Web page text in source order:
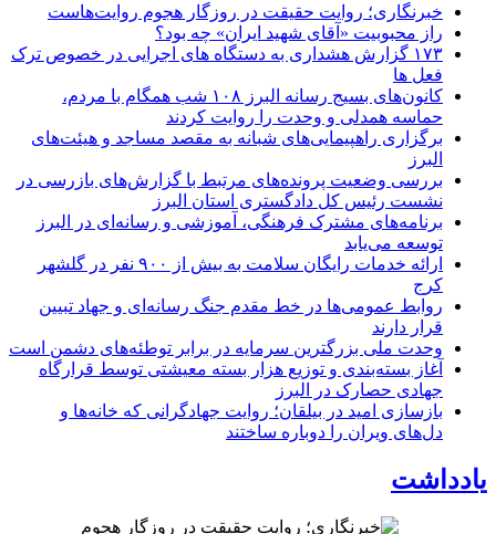
خبرنگاری؛ روایت حقیقت در روزگار هجوم روایت‌هاست
راز محبوبیت «آقای شهید ایران» چه بود؟
۱۷۳ گزارش هشداری به دستگاه های اجرایی در خصوص ترک
فعل ها
کانون‌های بسیج رسانه البرز ۱۰۸ شب همگام با مردم،
حماسه همدلی و وحدت را روایت کردند
برگزاری راهپیمایی‌های شبانه به مقصد مساجد و هیئت‌های
البرز
بررسی وضعیت پرونده‌های مرتبط با گزارش‌های بازرسی در
نشست رئیس کل دادگستری استان البرز
برنامه‌های مشترک فرهنگی، آموزشی و رسانه‌ای در البرز
توسعه می‌یابد
ارائه خدمات رایگان سلامت به بیش از ۹۰۰ نفر در گلشهر
کرج
روابط عمومی‌ها در خط مقدم جنگ رسانه‌ای و جهاد تبیین
قرار دارند
وحدت ملی بزرگترین سرمایه در برابر توطئه‌های دشمن است
آغاز بسته‌بندی و توزیع هزار بسته معیشتی توسط قرارگاه
جهادی حصارک در البرز
بازسازی امید در بیلقان؛ روایت جهادگرانی که خانه‌ها و
دل‌های ویران را دوباره ساختند
یادداشت